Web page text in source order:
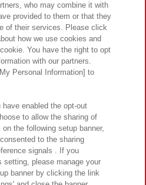
ビリティ サイトポリシー
ブアクセシビリティ方針と検証結果
よくあるご質問・お問い合わせ
who may combine it with
provided to them or that they
of their services. Please click
how we use cookies and
You have the right to opt
with our partners.
Personal Information] to
enabled the opt-out
to allow the sharing of
the following setup banner,
to the sharing
signals . If you
setting, please manage your
banner by clicking the link